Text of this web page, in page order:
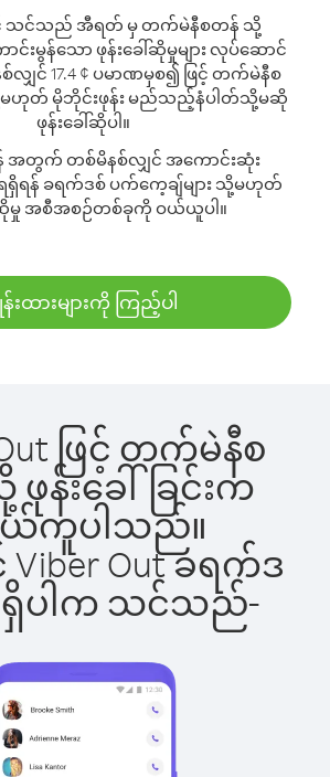
ြင့် သင်သည် အီရတ် မှ တက်မဲနီစတန် သို့
းမွန်သော ဖုန်းခေါ်ဆိုမှုများ လုပ်ဆောင်
လျှင် 17.4 ¢ ပမာဏမှစ၍ ဖြင့် တက်မဲနီစ
မဟုတ် မိုဘိုင်းဖုန်း မည်သည့်နံပါတ်သို့မဆို
ဖုန်းခေါ်ဆိုပါ။
တွက် တစ်မိနစ်လျှင် အကောင်းဆုံး
ရရှိရန် ခရက်ဒစ် ပက်ကေ့ချ်များ သို့မဟုတ်
ဆိုမှု အစီအစဉ်တစ်ခုကို ဝယ်ယူပါ။
းထားများကို ကြည့်ပါ
ဖြင့် တက်မဲနီစ
န်းခေါ်ခြင်းက
ကူပါသည်။
Out ခရက်ဒ
ရှိပါက သင်သည်-